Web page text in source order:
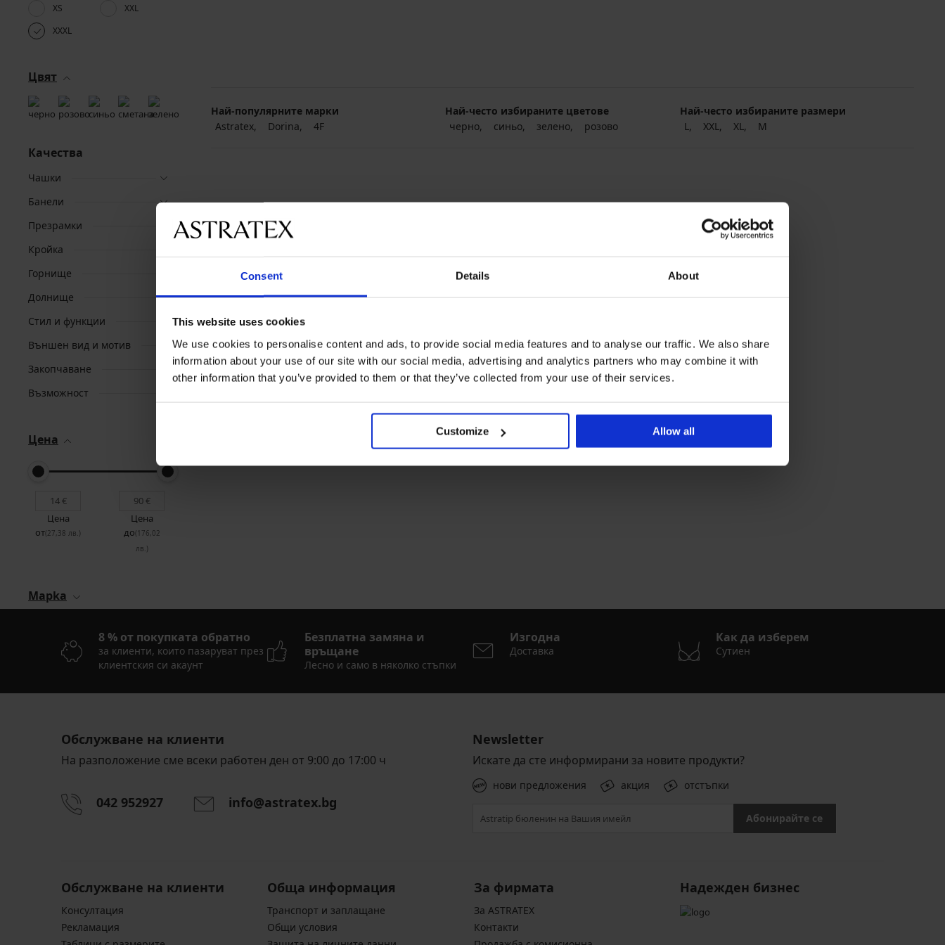
Consent Details About
This website uses cookies
We use cookies to personalise content and ads, to provide social media features and to analyse our traffic. We also share
information about your use of our site with our social media, advertising and analytics partners who may combine it with
other information that you’ve provided to them or that they’ve collected from your use of their services.
Customize Allow all
XS
XXL
XXXL
Цвят
Качества
Чашки
Банели
Презрамки
Кройка
Горнище
Долнище
Стил и функции
Външен вид и мотив
Закопчаване
Възможност
Цена
Цена
от(27,38 лв.)
Цена
до(176,02
лв.)
Mapka
Най-популярните марки
Astratex
Dorina 4F
Най-често избираните цветове
черно
синьо зелено розово
Най-често избираните размери
L
XXL XL M
8 % от покупката обратно
за клиенти, които пазаруват през
клиентския си акаунт
Безплатна замяна и
връщане
Лесно и само в няколко стъпки
Изгодна
Доставка
Как да изберем
Сутиен
Обслужване на клиенти
На разположение сме всеки работен ден от 9:00 до 17:00 ч
042 952927 info@astratex.bg
Newsletter
Искате да сте информирани за новите продукти?
нови предложения акция отстъпки
Абонирайте се
Обслужване на клиенти
Консултация
Pекламация
Обща информация
Транспорт и заплащане
Общи условия
За фирмата
За ASTRATEX
Контакти
Надежден бизнес